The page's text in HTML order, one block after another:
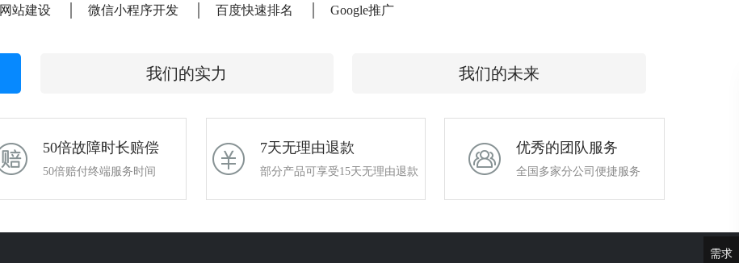
网站建设 微信小程序开发 百度快速排名 Google推广
我们的实力 我们的未来
50倍故障时长赔偿
50倍赔付终端服务时间
7天无理由退款
部分产品可享受15天无理由退款
优秀的团队服务
全国多家分公司便捷服务
需求